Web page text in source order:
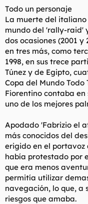
Todo un personaje
La muerte del
mundo del 'rally-raid'
dos ocasiones (2001
en tres más, como
1998, en sus trece
Túnez y de Egipto,
Copa del Mundo
Fiorentino contaba
uno de los mejores
Apodado 'Fabrizio el
más conocidos del
erigido en el portavoz
había protestado por
que era menos
permitía utilizar
navegación, lo que, a
riesgos que amaba.